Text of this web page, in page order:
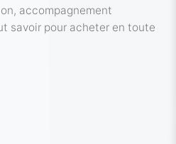
accompagnement
savoir pour acheter en toute